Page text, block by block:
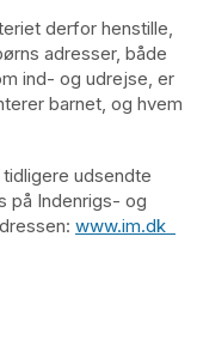
derfor henstille,
adresser, både
ind- og udrejse, er
barnet, og hvem
udsendte
på Indenrigs- og
www.im.dk